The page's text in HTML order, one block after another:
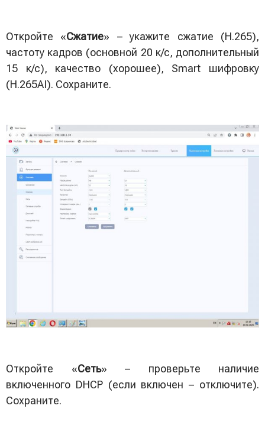
Откройте «Сжатие» – укажите сжатие (H.265),
частоту кадров (основной 20 к/с, дополнительный
15 к/с), качество (хорошее), Smart шифровку
(H.265AI). Сохраните.
Откройте «Сеть» – проверьте наличие
включенного DHCP (если включен – отключите).
Сохраните.